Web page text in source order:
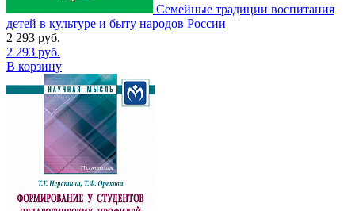
Семейные традиции воспитания
детей в культуре и быту народов России
2 293 руб.
2 293 руб.
В корзину